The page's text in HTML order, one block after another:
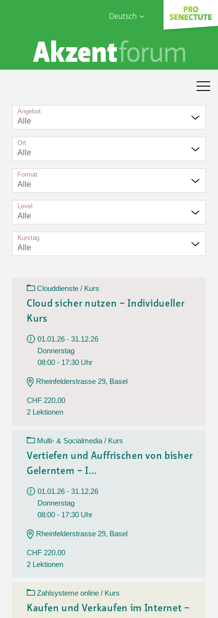
Deutsch
English
Français
Sophia Care
Angebot
Alle
Ort
Alle
Format
Alle
Level
Alle
Kurstag
Alle
Clouddienste / Kurs
Cloud sicher nutzen – Individueller
Kurs
01.01.26 - 31.12.26
Donnerstag
08:00 - 17:30 Uhr
Rheinfelderstrasse 29, Basel
CHF 220.00
2 Lektionen
Multi- & Socialmedia / Kurs
Vertiefen und Auffrischen von bisher
Gelerntem – I...
01.01.26 - 31.12.26
Donnerstag
08:00 - 17:30 Uhr
Rheinfelderstrasse 29, Basel
CHF 220.00
2 Lektionen
Zahlsysteme online / Kurs
Kaufen und Verkaufen im Internet –